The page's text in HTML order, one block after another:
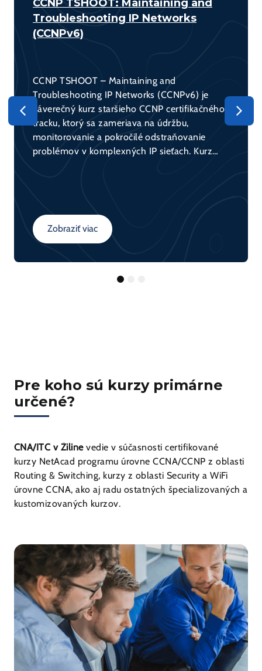
CCNP TSHOOT: Maintaining and
Troubleshooting IP Networks
(CCNPv6)
CCNP TSHOOT – Maintaining and
Troubleshooting IP Networks (CCNPv6) je
záverečný kurz staršieho CCNP certifikačného
tracku, ktorý sa zameriava na údržbu,
monitorovanie a pokročilé odstraňovanie
problémov v komplexných IP sieťach. Kurz
podnikových sieťach pomocou systematických
a efektívnych postupov.
Zobraziť viac
Pre koho sú kurzy primárne
určené?
CNA/ITC v Žilinevedie v súčasnosti certifikované
kurzy NetAcad programu úrovne CCNA/CCNP z oblasti
Routing & Switching, kurzy z oblasti Security a WiFi
úrovne CCNA, ako aj radu ostatných špecializovaných a
kustomizovaných kurzov.